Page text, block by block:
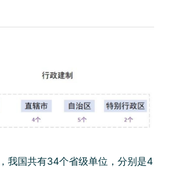
我国共有34个省级单位，分别是4